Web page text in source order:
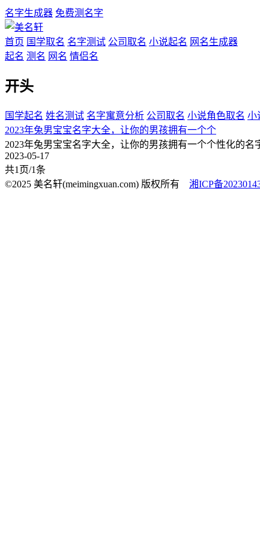
名字生成器 免费测名字
首页 国学取名 名字测试 公司取名 小说起名 网名生成器
起名 测名 网名 情侣名
开头
国学起名 姓名测试 名字寓意分析 公司取名 小说角色取名 小
2023年兔男宝宝名字大全，让你的男孩拥有一个个
2023年兔男宝宝名字大全，让你的男孩拥有一个个性化的
2023-05-17
共1页/1条
©2025 美名轩(meimingxuan.com) 版权所有 湘ICP备